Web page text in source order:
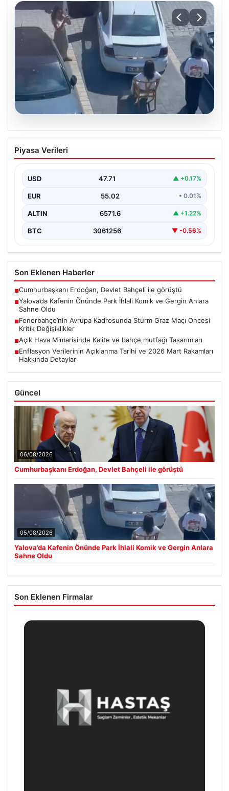
Yalova’da Kafenin Önünde Park İhlali
Komik ve Gergin Anlara Sahne Oldu
Mahallesi Ufuk Sokak’ta bulunan bir kafede çalışan…
Piyasa Verileri
USD 47.71 ▲ +0.17%
EUR 55.02 • 0.01%
ALTIN 6571.6 ▲ +1.22%
BTC 3061256 ▼ -0.56%
Son Eklenen Haberler
■Cumhurbaşkanı Erdoğan, Devlet Bahçeli ile görüştü
■Yalova’da Kafenin Önünde Park İhlali Komik ve Gergin Anlara
Sahne Oldu
■Fenerbahçe’nin Avrupa Kadrosunda Sturm Graz Maçı Öncesi
Kritik Değişiklikler
■Açık Hava Mimarisinde Kalite ve bahçe mutfağı Tasarımları
■Enflasyon Verilerinin Açıklanma Tarihi ve 2026 Mart Rakamları
Hakkında Detaylar
Güncel
06/08/2026
Cumhurbaşkanı Erdoğan, Devlet Bahçeli ile görüştü
05/08/2026
Yalova’da Kafenin Önünde Park İhlali Komik ve Gergin Anlara
Sahne Oldu
Son Eklenen Firmalar